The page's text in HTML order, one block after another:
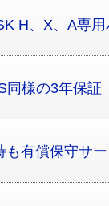
H、X、A専
同様の3年保証
も有償保守サ